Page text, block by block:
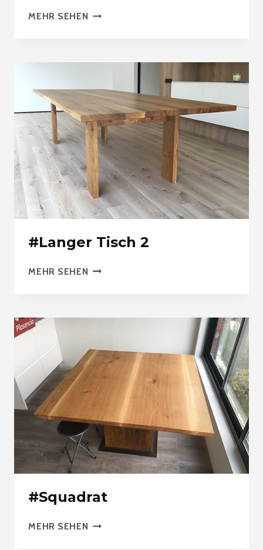
MEHR SEHEN #LANGER
#Langer Tisch 2
MEHR SEHEN #LANGER
#Squadrat
MEHR SEHEN #SQUADRAT